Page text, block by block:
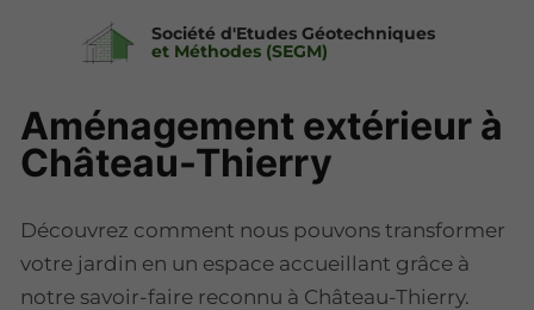
Société d'Etudes Géotechniques
et Méthodes (SEGM)
Aménagement extérieur à
Château-Thierry
Découvrez comment nous pouvons transformer
votre jardin en un espace accueillant grâce à
notre savoir-faire reconnu à Château-Thierry.